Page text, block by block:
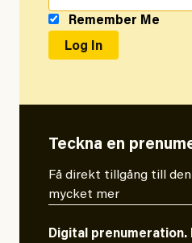
Remember Me
Teckna en
Få direkt tillgång till
mycket mer
Digital prenumeration.